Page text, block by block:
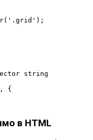
'.grid'
string
, {
в HTML